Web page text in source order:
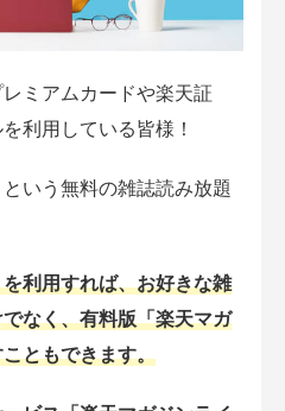
ミアムカードや楽天証
利用している皆様！
いう無料の雑誌読み放題
利用すれば、お好きな雑
なく、有料版「楽天マガ
ともできます。